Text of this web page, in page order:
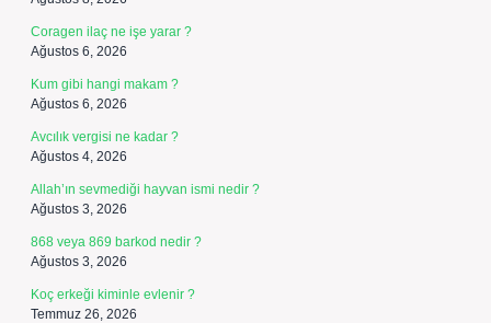
Coragen ilaç ne işe yarar ?
Ağustos 6, 2026
Kum gibi hangi makam ?
Ağustos 6, 2026
Avcılık vergisi ne kadar ?
Ağustos 4, 2026
Allah’ın sevmediği hayvan ismi nedir ?
Ağustos 3, 2026
868 veya 869 barkod nedir ?
Ağustos 3, 2026
Koç erkeği kiminle evlenir ?
Temmuz 26, 2026